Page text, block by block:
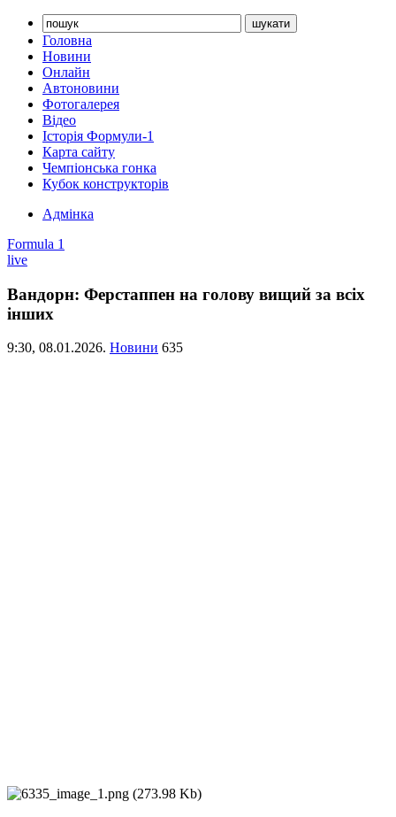
Головна
Новини
Онлайн
Автоновини
Фотогалерея
Відео
Історія Формули-1
Карта сайту
Чемпіонська гонка
Кубок конструкторів
Адмінка
Formula 1
live
Вандорн: Ферстаппен на голову вищий за всіх
інших
9:30, 08.01.2026. Новини 635